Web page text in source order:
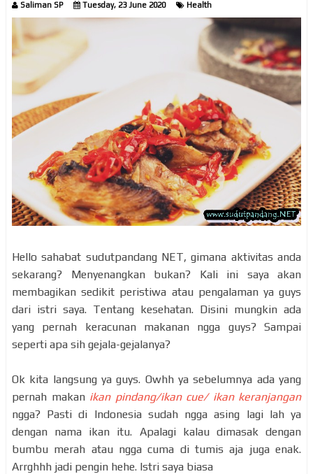
Saliman SP Tuesday, 23 June 2020 Health
Hello sahabat sudutpandang NET, gimana aktivitas anda
sekarang? Menyenangkan bukan? Kali ini saya akan
membagikan sedikit peristiwa atau pengalaman ya guys
dari istri saya. Tentang kesehatan. Disini mungkin ada
yang pernah keracunan makanan ngga guys? Sampai
seperti apa sih gejala-gejalanya?
Ok kita langsung ya guys. Owhh ya sebelumnya ada yang
pernah makan ikan pindang/ikan cue/ ikan keranjangan
ngga? Pasti di Indonesia sudah ngga asing lagi lah ya
dengan nama ikan itu. Apalagi kalau dimasak dengan
bumbu merah atau ngga cuma di tumis aja juga enak.
Arrghhh jadi pengin hehe. Istri saya biasa